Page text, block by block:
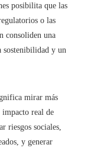
posibilita que las
o las
consoliden una
sostenibilidad y un
mirar más
impacto real de
riesgos sociales,
y generar